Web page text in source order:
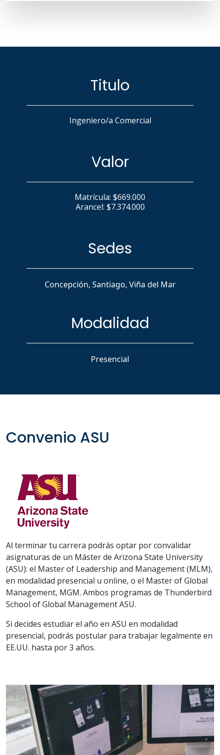
Titulo
Ingeniero/a Comercial
Valor
Matrícula: $669.000
Arancel: $7.374.000
Sedes
Concepción, Santiago, Viña del Mar
Modalidad
Presencial
Convenio ASU
Al terminar tu carrera podrás optar por convalidar
asignaturas de un Máster de Arizona State University
(ASU): el Master of Leadership and Management (MLM),
en modalidad presencial u online, o el Master of Global
Management, MGM. Ambos programas de Thunderbird
School of Global Management ASU.
Si decides estudiar el año en ASU en modalidad
presencial, podrás postular para trabajar legalmente en
EE.UU. hasta por 3 años.